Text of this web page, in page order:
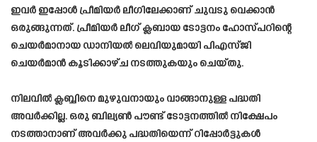
ഇവർ ഇപ്പോൾ പ്രീമിയർ ലീഗിലേക്കാണ് ചുവടു വെക്കാൻ
ഒരുങ്ങുന്നത്. പ്രീമിയർ ലീഗ് ക്ലബായ ടോട്ടനം ഹോസ്‌പറിന്റെ
ചെയർമാനായ ഡാനിയൽ ലെവിയുമായി പിഎസ്‌ജി
ചെയർമാൻ കൂടിക്കാഴ്‌ച നടത്തുകയും ചെയ്‌തു.
നിലവിൽ ക്ലബ്ബിനെ മുഴുവനായും വാങ്ങാനുള്ള പദ്ധതി
അവർക്കില്ല. ഒരു ബില്യൺ പൗണ്ട് ടോട്ടനത്തിൽ നിക്ഷേപം
നടത്താനാണ് അവർക്കു പദ്ധതിയെന്ന് റിപ്പോർട്ടുകൾ